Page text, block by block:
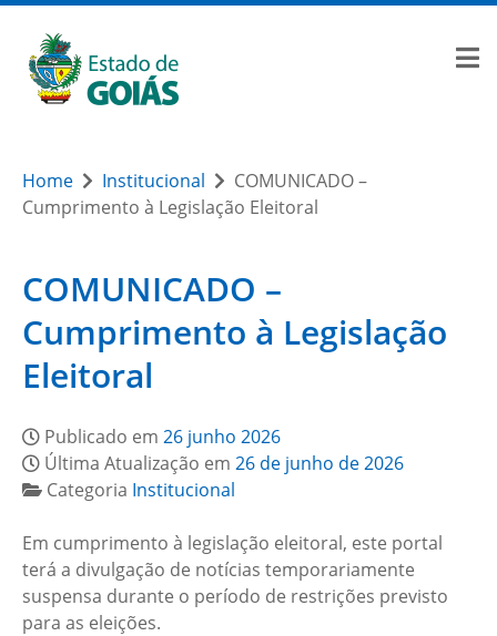
Home Institucional
COMUNICADO –
Cumprimento à Legislação Eleitoral
COMUNICADO –
Cumprimento à Legislação
Eleitoral
Publicado em 26 junho 2026
Última Atualização em 26 de junho de 2026
Categoria Institucional
Em cumprimento à legislação eleitoral, este portal
terá a divulgação de notícias temporariamente
suspensa durante o período de restrições previsto
para as eleições.